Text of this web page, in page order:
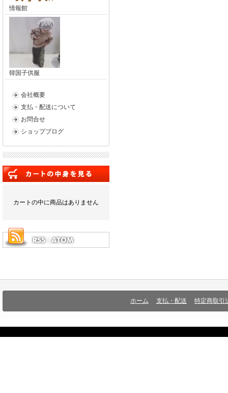
情報館
韓国子供服
会社概要
支払・配送について
お問合せ
ショップブログ
カートの中に商品はありません
ホーム 支払・配送 特定商取引